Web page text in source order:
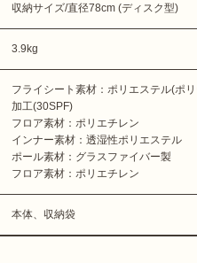
収納サイズ/直径78cm (ディスク型)
3.9kg
フライシート素材：ポリエステル(ポ
加工(30SPF)
フロア素材：ポリエチレン
インナー素材：透湿性ポリエステル
ポール素材：グラスファイバー製
フロア素材：ポリエチレン
本体、収納袋